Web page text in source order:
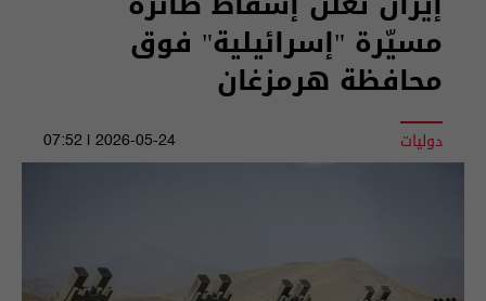
مسيّرة "إسرائيلية" فوق
محافظة هرمزغان
دوليات 2026-05-24 | 07:52